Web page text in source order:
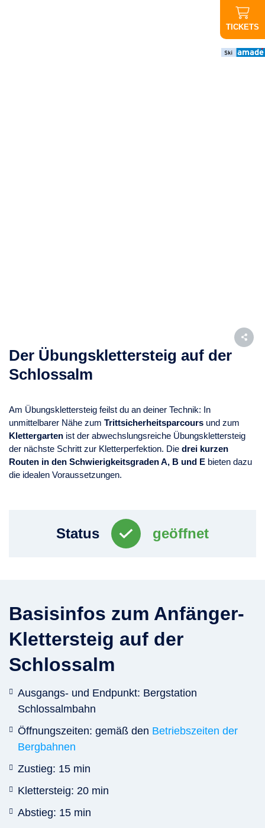
TICKETS
Der Übungsklettersteig auf der
Schlossalm
Am Übungsklettersteig feilst du an deiner Technik: In
unmittelbarer Nähe zum Trittsicherheitsparcours und zum
Klettergarten ist der abwechslungsreiche Übungsklettersteig
der nächste Schritt zur Kletterperfektion. Die drei kurzen
Routen in den Schwierigkeitsgraden A, B und E bieten dazu
die idealen Voraussetzungen.
Status geöffnet
Basisinfos zum Anfänger-
Klettersteig auf der
Schlossalm
Ausgangs- und Endpunkt: Bergstation
Schlossalmbahn
Öffnungszeiten: gemäß den Betriebszeiten der
Bergbahnen
Zustieg: 15 min
Klettersteig: 20 min
Abstieg: 15 min